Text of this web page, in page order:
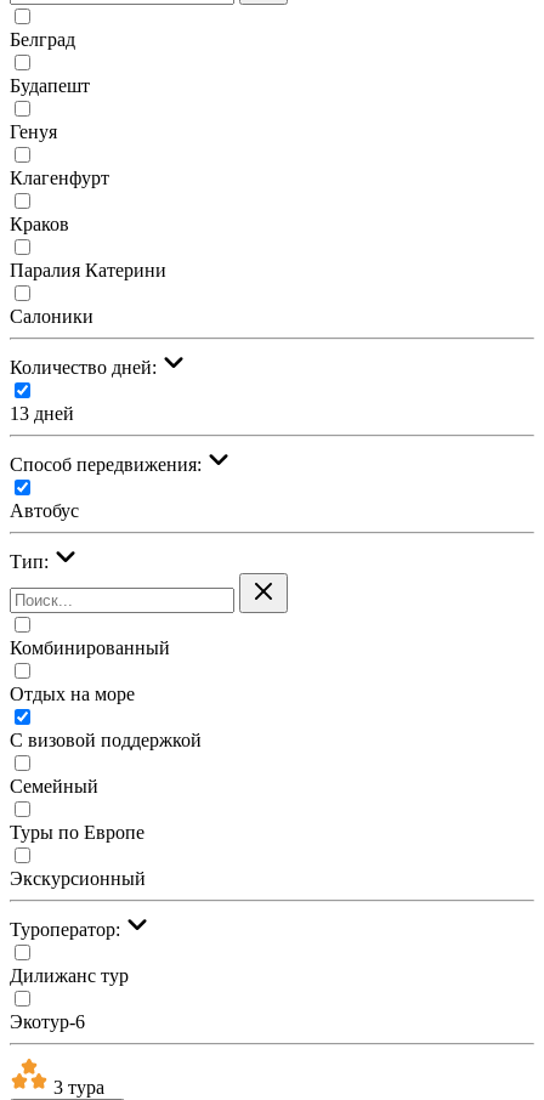
Белград
Будапешт
Генуя
Клагенфурт
Краков
Паралия Катерини
Салоники
Количество дней:
13 дней
Cпособ передвижения:
Автобус
Тип:
Комбинированный
Отдых на море
С визовой поддержкой
Семейный
Туры по Европе
Экскурсионный
Туроператор:
Дилижанс тур
Экотур-6
3 тура